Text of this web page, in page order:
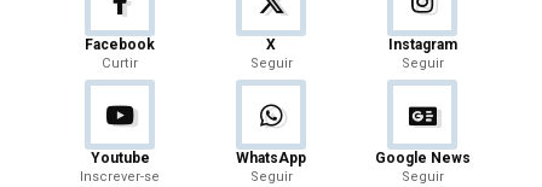
Facebook
Curtir
X
Seguir
Instagram
Seguir
Youtube
Inscrever-se
WhatsApp
Seguir
Google News
Seguir